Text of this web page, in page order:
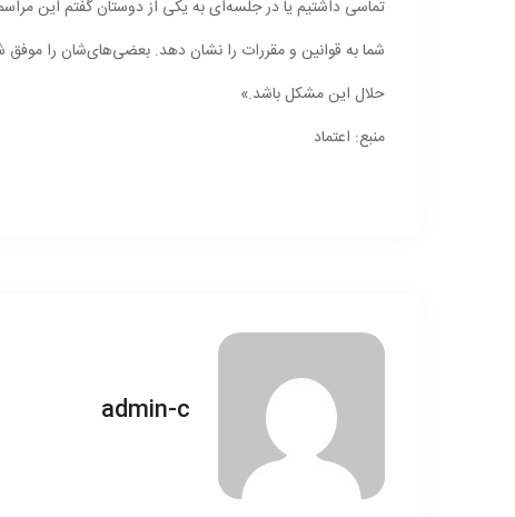
تماسی داشتیم یا در جلسه‌ای به یکی از دوستان گفتم این
شما به قوانین و مقررات را نشان دهد. بعضی‌های‌شان را
حلال این مشکل باشد.»
منبع: اعتماد
admin-c